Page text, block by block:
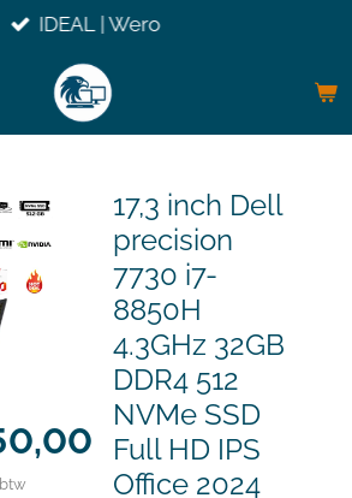
IDEAL | Wero
17,3 inch Dell
precision
7730 i7-
8850H
4.3GHz 32GB
DDR4 512
NVMe SSD
Full HD IPS
Office 2024